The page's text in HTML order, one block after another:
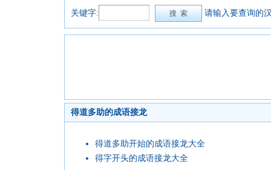
关键字: 请输入要查询的
得道多助的成语接龙
得道多助开始的成语接龙大全
得字开头的成语接龙大全